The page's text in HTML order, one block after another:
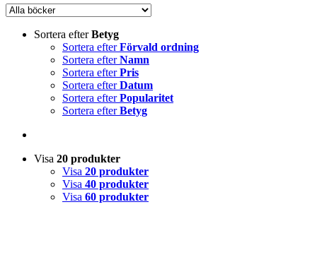
Sortera efterBetyg
Sortera efterFörvald ordning
Sortera efterNamn
Sortera efterPris
Sortera efterDatum
Sortera efterPopularitet
Sortera efterBetyg
Visa 20 produkter
Visa 20 produkter
Visa 40 produkter
Visa 60 produkter